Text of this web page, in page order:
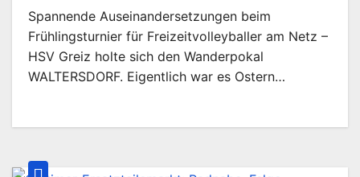
Spannende Auseinandersetzungen beim
Frühlingsturnier für Freizeitvolleyballer am Netz –
HSV Greiz holte sich den Wanderpokal
WALTERSDORF. Eigentlich war es Ostern…